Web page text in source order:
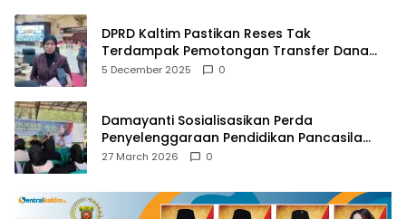
DPRD Kaltim Pastikan Reses Tak
Terdampak Pemotongan Transfer Dana
Pusat
5 December 2025 0
Damayanti Sosialisasikan Perda
Penyelenggaraan Pendidikan Pancasila
dan Wawasan Kebangsaan
27 March 2026 0